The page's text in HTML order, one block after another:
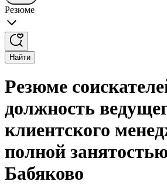
Резюме
Найти
Резюме
должность
клиентского
полной
Бабяково